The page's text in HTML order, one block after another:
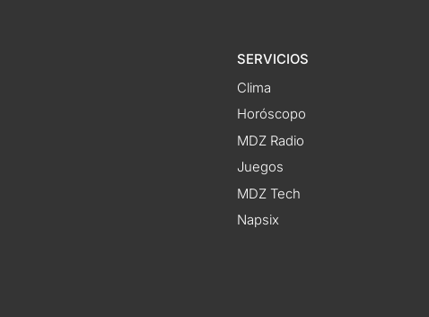
SERVICIOS
Clima
Horóscopo
MDZ Radio
Juegos
MDZ Tech
Napsix